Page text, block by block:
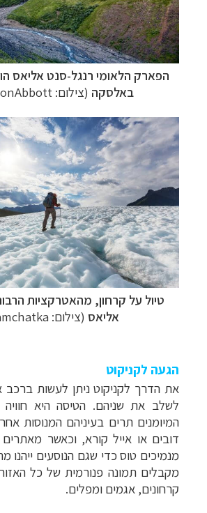
הפארק הלאומי רנגל-סנט אליאס
באלסקה (צילום: RobsonAbbott)
טיול על קרחון, מהאטרקציות
אליאס (צילום: Kamchatka)
הגעה לקניקוט
את הדרך לקניקוט ניתן לעשות ברכב
לשלב את שניהם. הטיסה היא חוויה
המיומנים תרים בעיניהם המנוסות
דובים או אייל קורא, וכאשר
מנמיכים טוס כדי שגם הנוסעים
מקבלים תמונה פנורמית של כל
קרחונים, אגמים ומפלים.